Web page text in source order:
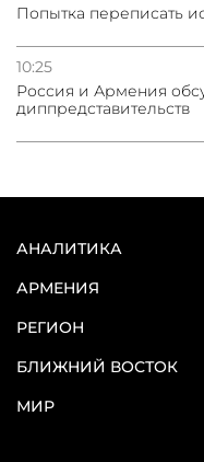
Попытка переписать
10:25
Россия и Армения
диппредставительств
АНАЛИТИКА
АРМЕНИЯ
РЕГИОН
БЛИЖНИЙ ВОСТОК
МИР